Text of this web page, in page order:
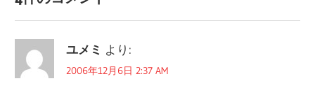
ビ
ゲ
ー
事:
事:
ユメミ より:
2006年12月6日 2:37 AM